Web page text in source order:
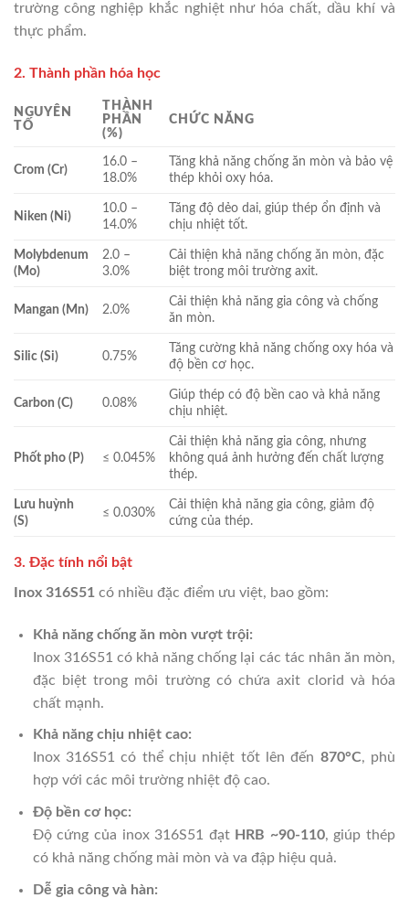
trường công nghiệp khắc nghiệt như hóa chất, dầu khí và
thực phẩm.
2. Thành phần hóa học
NGUYÊN
TỐ
THÀNH
PHẦN
(%)
CHỨC NĂNG
Crom (Cr)
16.0 –
18.0%
Tăng khả năng chống ăn mòn và bảo vệ
thép khỏi oxy hóa.
Niken (Ni)
10.0 –
14.0%
Tăng độ dẻo dai, giúp thép ổn định và
chịu nhiệt tốt.
Molybdenum
(Mo)
2.0 –
3.0%
Cải thiện khả năng chống ăn mòn, đặc
biệt trong môi trường axit.
Mangan (Mn) 2.0%
Cải thiện khả năng gia công và chống
ăn mòn.
Silic (Si) 0.75%
Tăng cường khả năng chống oxy hóa và
độ bền cơ học.
Carbon (C) 0.08%
Giúp thép có độ bền cao và khả năng
chịu nhiệt.
Phốt pho (P) ≤ 0.045%
Cải thiện khả năng gia công, nhưng
không quá ảnh hưởng đến chất lượng
thép.
Lưu huỳnh
(S)
≤ 0.030%
Cải thiện khả năng gia công, giảm độ
cứng của thép.
3. Đặc tính nổi bật
Inox 316S51 có nhiều đặc điểm ưu việt, bao gồm:
Khả năng chống ăn mòn vượt trội:
Inox 316S51 có khả năng chống lại các tác nhân ăn mòn,
đặc biệt trong môi trường có chứa axit clorid và hóa
chất mạnh.
Khả năng chịu nhiệt cao:
Inox 316S51 có thể chịu nhiệt tốt lên đến 870°C, phù
hợp với các môi trường nhiệt độ cao.
Độ bền cơ học:
Độ cứng của inox 316S51 đạt HRB ~90-110, giúp thép
có khả năng chống mài mòn và va đập hiệu quả.
Dễ gia công và hàn: